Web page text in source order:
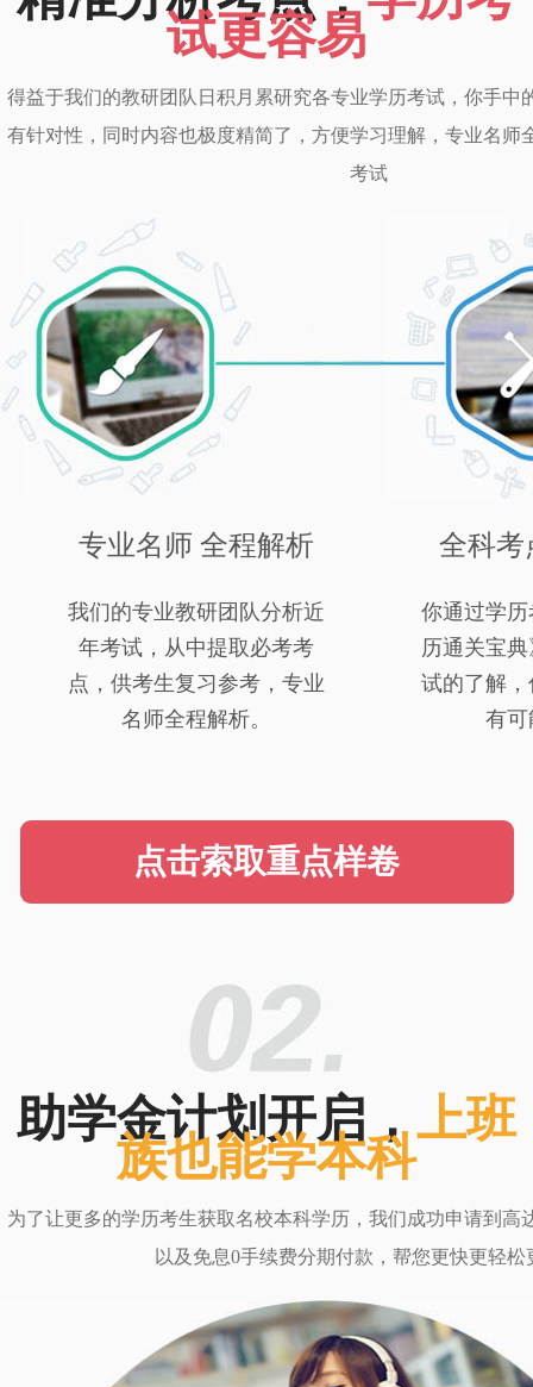
试更容易
得益于我们的教研团队日积月累研究各专业学历考试，你手中
有针对性，同时内容也极度精简了，方便学习理解，专业名师
考试
专业名师 全程解析
我们的专业教研团队分析近
年考试，从中提取必考考
点，供考生复习参考，专业
名师全程解析。
全科考
你通过学
历通关宝
试的了解
有可
点击索取重点样卷
助学金计划开启，上班
族也能学本科
为了让更多的学历考生获取名校本科学历，我们成功申请到高
以及免息0手续费分期付款，帮您更快更轻松